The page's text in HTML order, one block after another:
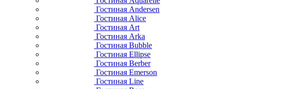
Гостиная Andersen
Гостиная Alice
Гостиная Art
Гостиная Arka
Гостиная Bubble
Гостиная Ellipse
Гостиная Berber
Гостиная Emerson
Гостиная Line